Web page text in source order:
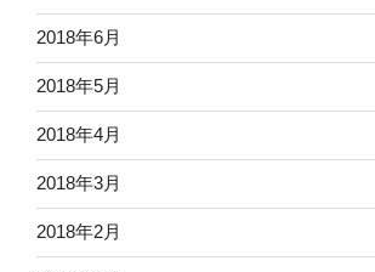
2018年6月
2018年5月
2018年4月
2018年3月
2018年2月